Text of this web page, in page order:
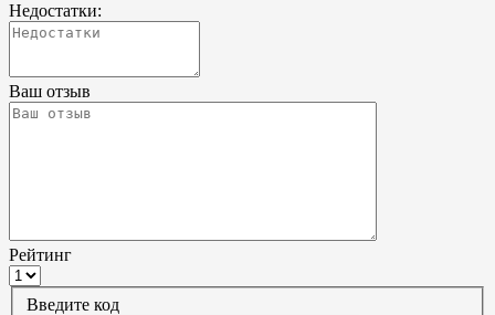
Недостатки:
Ваш отзыв
Рейтинг
Введите код